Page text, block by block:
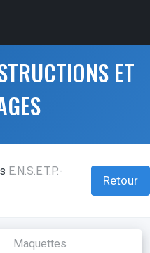
ET
E.N.S.E.T.P.-
Retour
Maquettes